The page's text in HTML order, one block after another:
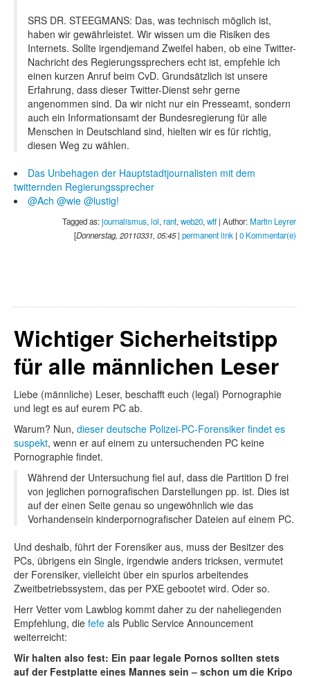
SRS DR. STEEGMANS: Das, was technisch möglich ist,
haben wir gewährleistet. Wir wissen um die Risiken des
Internets. Sollte irgendjemand Zweifel haben, ob eine Twitter-
Nachricht des Regierungssprechers echt ist, empfehle ich
einen kurzen Anruf beim CvD. Grundsätzlich ist unsere
Erfahrung, dass dieser Twitter-Dienst sehr gerne
angenommen sind. Da wir nicht nur ein Presseamt, sondern
auch ein Informationsamt der Bundesregierung für alle
Menschen in Deutschland sind, hielten wir es für richtig,
diesen Weg zu wählen.
Das Unbehagen der Hauptstadtjournalisten mit dem
twitternden Regierungssprecher
@Ach @wie @lustig!
Tagged as:journalismus, lol, rant, web20, wtf | Author:Martin Leyrer
[Donnerstag, 20110331, 05:45| permanent link | 0 Kommentar(e)
Wichtiger Sicherheitstipp
für alle männlichen Leser
Liebe (männliche) Leser, beschafft euch (legal) Pornographie
und legt es auf eurem PC ab.
Warum? Nun, dieser deutsche Polizei-PC-Forensiker findet es
suspekt, wenn er auf einem zu untersuchenden PC keine
Pornographie findet.
Während der Untersuchung fiel auf, dass die Partition D frei
von jeglichen pornografischen Darstellungen pp. ist. Dies ist
auf der einen Seite genau so ungewöhnlich wie das
Vorhandensein kinderpornografischer Dateien auf einem PC.
Und deshalb, führt der Forensiker aus, muss der Besitzer des
PCs, übrigens ein Single, irgendwie anders tricksen, vermutet
der Forensiker, vielleicht über ein spurlos arbeitendes
Zweitbetriebssystem, das per PXE gebootet wird. Oder so.
Herr Vetter vom Lawblog kommt daher zu der naheliegenden
Empfehlung, die fefe als Public Service Announcement
weiterreicht:
Wir halten also fest: Ein paar legale Pornos sollten stets
auf der Festplatte eines Mannes sein – schon um die Kripo